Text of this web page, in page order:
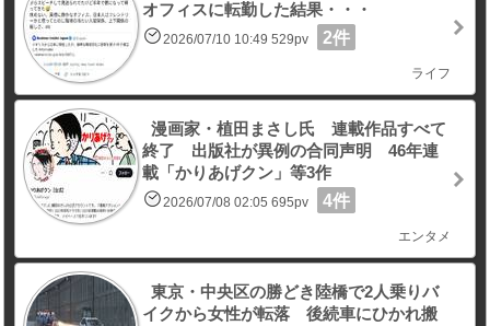
オフィスに転勤した結果・・・
2026/07/10 10:49 529pv 2件
ライフ
漫画家・植田まさし氏 連載作品すべて
終了 出版社が異例の合同声明 46年連
載「かりあげクン」等3作
2026/07/08 02:05 695pv 4件
エンタメ
東京・中央区の勝どき陸橋で2人乗りバ
イクから女性が転落 後続車にひかれ搬